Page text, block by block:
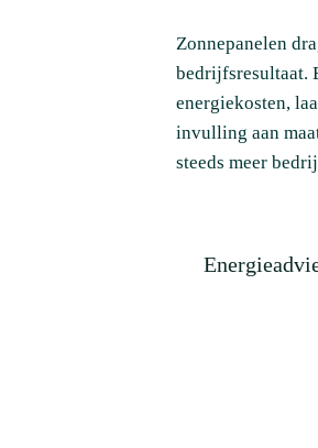
Zonnepanelen
bedrijfsresultaat.
energiekosten,
invulling aan
steeds meer